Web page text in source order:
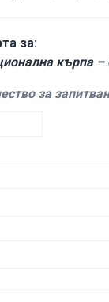
за:
кърпа –
за